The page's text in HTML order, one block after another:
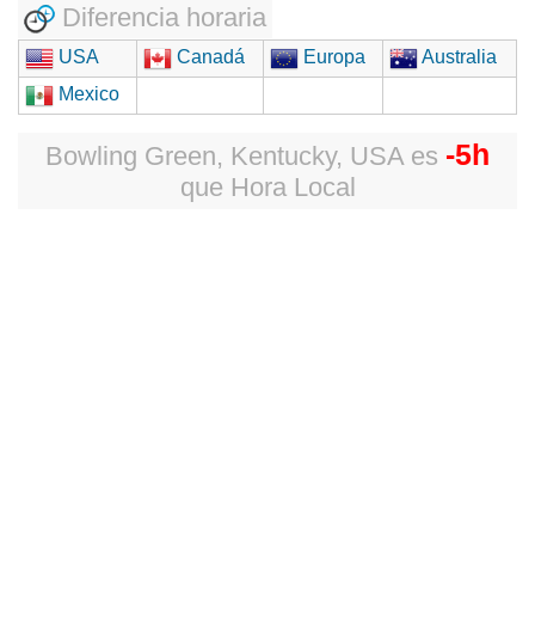
Diferencia horaria
USA Canadá Europa
Australia
Mexico
Bowling Green, Kentucky, USA es -5h
que Hora Local